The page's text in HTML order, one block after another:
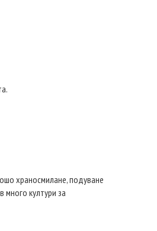
храносмилане, подуване
култури за